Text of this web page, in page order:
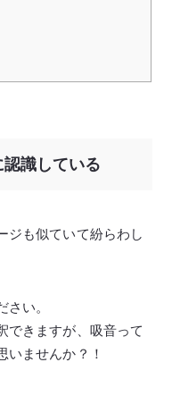
識している
ジも似ていて紛らわし
い。
できますが、吸音って
いませんか？！